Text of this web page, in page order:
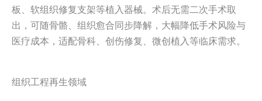
板、软组织修复支架等植入器械。术后无需二次手术取
出，可随骨骼、组织愈合同步降解，大幅降低手术风险与
医疗成本，适配骨科、创伤修复、微创植入等临床需求。
组织工程再生领域